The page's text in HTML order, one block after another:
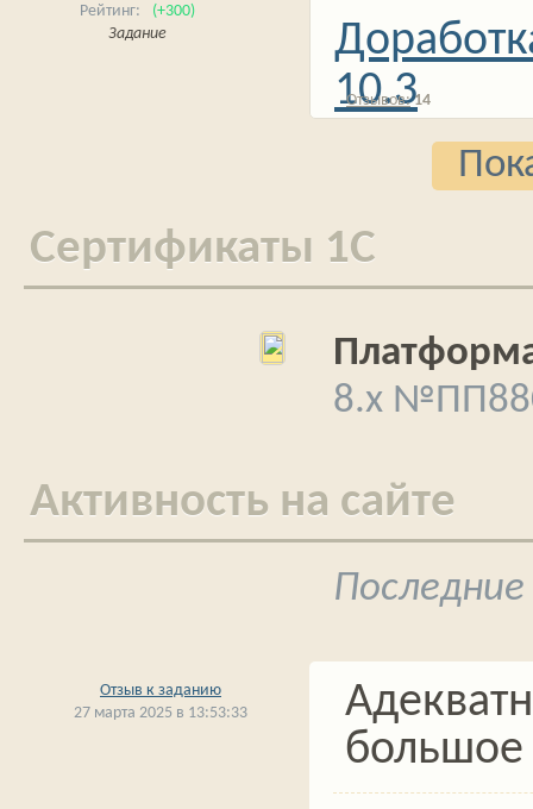
(+300)
Задание
10.314
Cертификаты 1С
8.x
Активность на сайте
Отзыв к заданию
27 марта 2025 в 13:53:33
большое